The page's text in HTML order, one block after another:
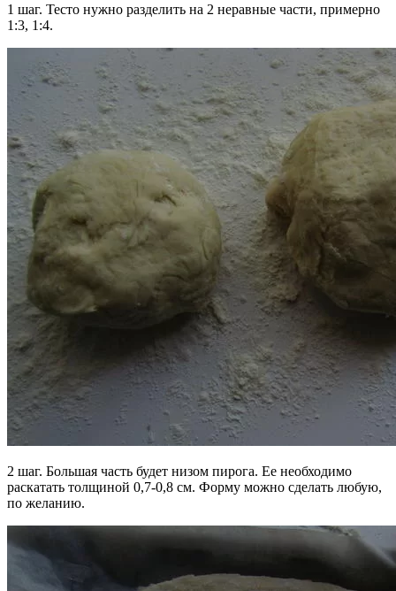
1 шаг. Тесто нужно разделить на 2 неравные части, примерно
1:3, 1:4.
2 шаг. Большая часть будет низом пирога. Ее необходимо
раскатать толщиной 0,7-0,8 см. Форму можно сделать любую,
по желанию.